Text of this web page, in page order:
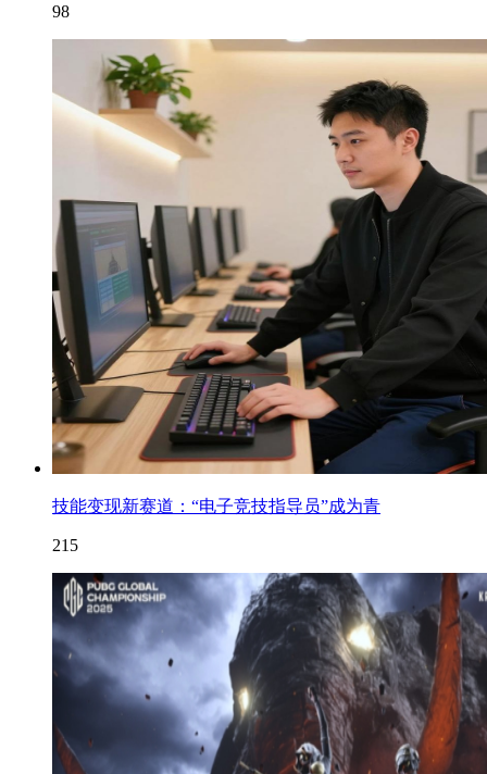
98
技能变现新赛道：“电子竞技指导员”成为青
215